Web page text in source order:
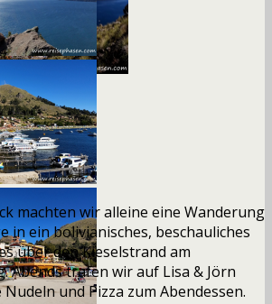
machten wir alleine eine Wanderung
in ein bolivianisches, beschauliches
über den Kieselstrand am
Abends trafen wir auf Lisa & Jörn
und Pizza zum Abendessen.